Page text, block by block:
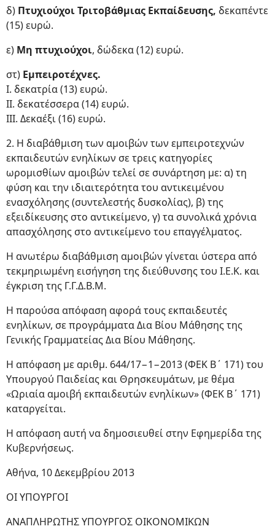
δ) Πτυχιούχοι Τριτοβάθμιας Εκπαίδευσης, δεκαπέντε
(15) ευρώ.
ε) Μη πτυχιούχοι, δώδεκα (12) ευρώ.
στ) Εμπειροτέχνες.
Ι. δεκατρία (13) ευρώ.
II. δεκατέσσερα (14) ευρώ.
III. Δεκαέξι (16) ευρώ.
2. Η διαβάθμιση των αμοιβών των εμπειροτεχνών
εκπαιδευτών ενηλίκων σε τρεις κατηγορίες
ωρομισθίων αμοιβών τελεί σε συνάρτηση με: α) τη
φύση και την ιδιαιτερότητα του αντικειμένου
ενασχόλησης (συντελεστής δυσκολίας), β) της
εξειδίκευσης στο αντικείμενο, γ) τα συνολικά χρόνια
απασχόλησης στο αντικείμενο του επαγγέλματος.
Η ανωτέρω διαβάθμιση αμοιβών γίνεται ύστερα από
τεκμηριωμένη εισήγηση της διεύθυνσης του Ι.Ε.Κ. και
έγκριση της Γ.Γ.Δ.Β.Μ.
Η παρούσα απόφαση αφορά τους εκπαιδευτές
ενηλίκων, σε προγράμματα Δια Βίου Μάθησης της
Γενικής Γραμματείας Δια Βίου Μάθησης.
Η απόφαση με αριθμ. 644/17−1−2013 (ΦΕΚ Β΄ 171) του
Υπουργού Παιδείας και Θρησκευμάτων, με θέμα
«Ωριαία αμοιβή εκπαιδευτών ενηλίκων» (ΦΕΚ Β΄ 171)
καταργείται.
Η απόφαση αυτή να δημοσιευθεί στην Εφημερίδα της
Κυβερνήσεως.
Αθήνα, 10 Δεκεμβρίου 2013
ΟΙ ΥΠΟΥΡΓΟΙ
ΑΝΑΠΛΗΡΩΤΗΣ ΥΠΟΥΡΓΟΣ ΟΙΚΟΝΟΜΙΚΩΝ